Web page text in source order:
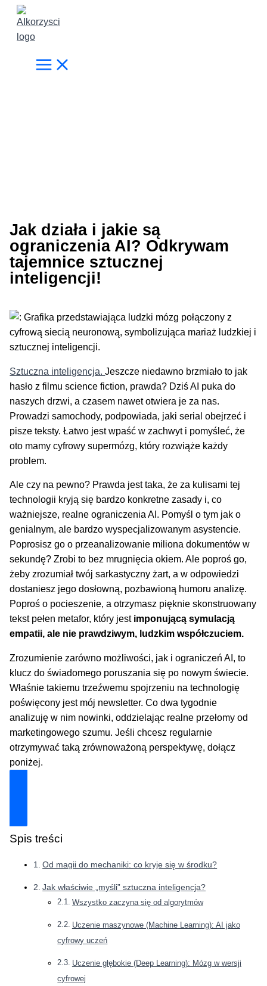
Przejdź
treści
Jak działa i jakie są
ograniczenia AI? Odkrywam
tajemnice sztucznej
inteligencji!
Sztuczna inteligencja.Jeszcze niedawno brzmiało to jak
hasło z filmu science fiction, prawda? Dziś AI puka do
naszych drzwi, a czasem nawet otwiera je za nas.
Prowadzi samochody, podpowiada, jaki serial obejrzeć i
pisze teksty. Łatwo jest wpaść w zachwyt i pomyśleć, że
oto mamy cyfrowy supermózg, który rozwiąże każdy
problem.
Ale czy na pewno? Prawda jest taka, że za kulisami tej
technologii kryją się bardzo konkretne zasady i, co
ważniejsze, realne ograniczenia AI. Pomyśl o tym jak o
genialnym, ale bardzo wyspecjalizowanym asystencie.
Poprosisz go o przeanalizowanie miliona dokumentów w
sekundę? Zrobi to bez mrugnięcia okiem. Ale poproś go,
żeby zrozumiał twój sarkastyczny żart, a w odpowiedzi
dostaniesz jego dosłowną, pozbawioną humoru analizę.
Poproś o pocieszenie, a otrzymasz pięknie skonstruowany
tekst pełen metafor, który jest imponującą symulacją
empatii, ale nie prawdziwym, ludzkim współczuciem.
Zrozumienie zarówno możliwości, jak i ograniczeń AI, to
klucz do świadomego poruszania się po nowym świecie.
Właśnie takiemu trzeźwemu spojrzeniu na technologię
poświęcony jest mój newsletter. Co dwa tygodnie
analizuję w nim nowinki, oddzielając realne przełomy od
marketingowego szumu. Jeśli chcesz regularnie
otrzymywać taką zrównoważoną perspektywę, dołącz
poniżej.
Spis treści
Od magii do mechaniki: co kryje się w środku?
Jak właściwie „myśli” sztuczna inteligencja?
Wszystko zaczyna się od algorytmów
Uczenie maszynowe (Machine Learning): AI jako
cyfrowy uczeń
Uczenie głębokie (Deep Learning): Mózg w wersji
cyfrowej